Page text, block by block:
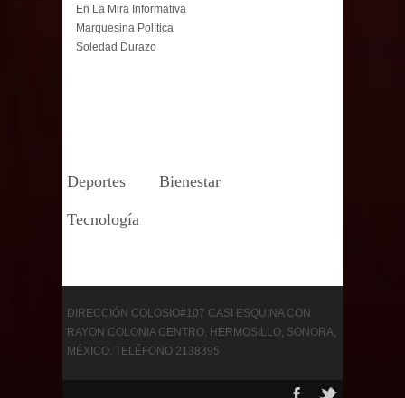
En La Mira Informativa
Marquesina Política
Soledad Durazo
Deportes Bienestar
Tecnología
DIRECCIÓN COLOSIO#107 CASI ESQUINA CON
RAYON COLONIA CENTRO. HERMOSILLO, SONORA,
MÉXICO. TELÉFONO 2138395